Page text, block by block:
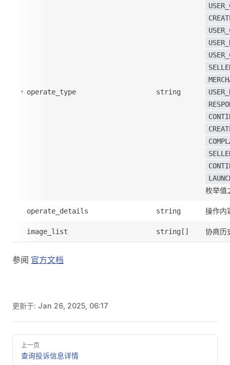
operate_type string
枚举值
operate_details string 操作内
image_list string[] 协商历
参阅 官方文档
更新于: Jan 26, 2025, 06:17
Pager
上一页
查询投诉信息详情